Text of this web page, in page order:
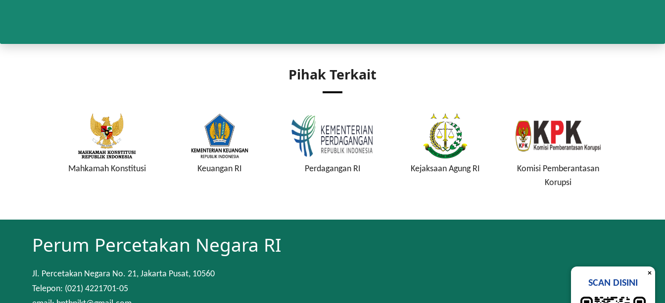
Pihak Terkait
Mahkamah Konstitusi Keuangan RI Perdagangan RI Kejaksaan Agung RI
Komisi Pemberantasan
Korupsi
Perum Percetakan Negara RI
Jl. Percetakan Negara No. 21, Jakarta Pusat, 10560
Telepon: (021) 4221701-05
×
SCAN DISINI